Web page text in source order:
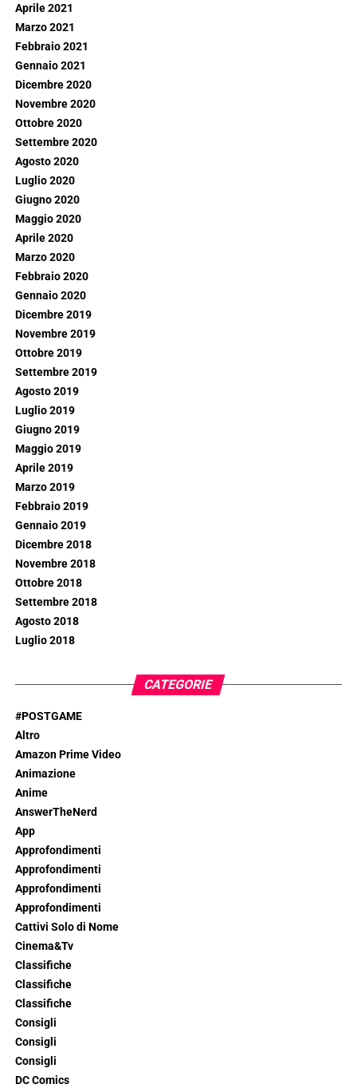
Aprile 2021
Marzo 2021
Febbraio 2021
Gennaio 2021
Dicembre 2020
Novembre 2020
Ottobre 2020
Settembre 2020
Agosto 2020
Luglio 2020
Giugno 2020
Maggio 2020
Aprile 2020
Marzo 2020
Febbraio 2020
Gennaio 2020
Dicembre 2019
Novembre 2019
Ottobre 2019
Settembre 2019
Agosto 2019
Luglio 2019
Giugno 2019
Maggio 2019
Aprile 2019
Marzo 2019
Febbraio 2019
Gennaio 2019
Dicembre 2018
Novembre 2018
Ottobre 2018
Settembre 2018
Agosto 2018
Luglio 2018
CATEGORIE
#POSTGAME
Altro
Amazon Prime Video
Animazione
Anime
AnswerTheNerd
App
Approfondimenti
Approfondimenti
Approfondimenti
Approfondimenti
Cattivi Solo di Nome
Cinema&Tv
Classifiche
Classifiche
Classifiche
Consigli
Consigli
Consigli
DC Comics